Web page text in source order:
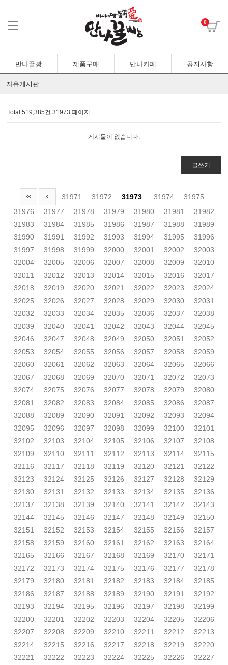
0
만나꿀빵 제품구매 만나카페 공지사항
자유게시판
Total 519,385건 31973 페이지
게시물이 없습니다.
글쓰기
31971 31972 31973 31974
31975
31976
31977 31978 31979 31980 31981
31982
31983
31984 31985 31986 31987 31988
31989
31990
31991 31992 31993 31994 31995
31996
31997
31998 31999 32000 32001 32002
32003
32004
32005 32006 32007 32008 32009
32010
32011
32012 32013 32014 32015 32016
32017
32018
32019 32020 32021 32022 32023
32024
32025
32026 32027 32028 32029 32030
32031
32032
32033 32034 32035 32036 32037
32038
32039
32040 32041 32042 32043 32044
32045
32046
32047 32048 32049 32050 32051
32052
32053
32054 32055 32056 32057 32058
32059
32060
32061 32062 32063 32064 32065
32066
32067
32068 32069 32070 32071 32072
32073
32074
32075 32076 32077 32078 32079
32080
32081
32082 32083 32084 32085 32086
32087
32088
32089 32090 32091 32092 32093
32094
32095
32096 32097 32098 32099 32100
32101
32102
32103 32104 32105 32106 32107
32108
32109
32110 32111 32112 32113 32114
32115
32116
32117 32118 32119 32120 32121
32122
32123
32124 32125 32126 32127 32128
32129
32130
32131 32132 32133 32134 32135
32136
32137
32138 32139 32140 32141 32142
32143
32144
32145 32146 32147 32148 32149
32150
32151
32152 32153 32154 32155 32156
32157
32158
32159 32160 32161 32162 32163
32164
32165
32166 32167 32168 32169 32170
32171
32172
32173 32174 32175 32176 32177
32178
32179
32180 32181 32182 32183 32184
32185
32186
32187 32188 32189 32190 32191
32192
32193
32194 32195 32196 32197 32198
32199
32200
32201 32202 32203 32204 32205
32206
32207
32208 32209 32210 32211 32212
32213
32214
32215 32216 32217 32218 32219
32220
32221
32222 32223 32224 32225 32226
32227